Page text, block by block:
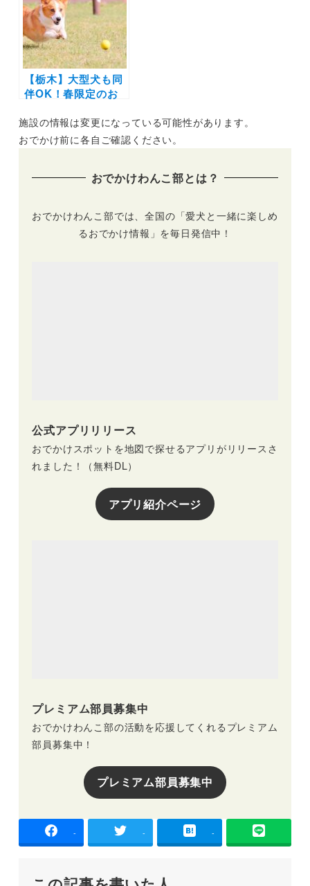
【栃木】大型犬も同
伴OK！春限定のお
開始 | 大型グランピ
ングリゾート「ブリ
施設の情報は変更になっている可能性があります。
おでかけ前に各自ご確認ください。
おでかけわんこ部とは？
おでかけわんこ部では、全国の「愛犬と一緒に楽しめ
るおでかけ情報」を毎日発信中！
公式アプリリリース
おでかけスポットを地図で探せるアプリがリリースさ
れました！（無料DL）
アプリ紹介ページ
プレミアム部員募集中
おでかけわんこ部の活動を応援してくれるプレミアム
部員募集中！
プレミアム部員募集中
- - -